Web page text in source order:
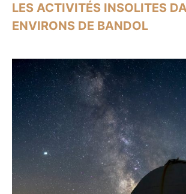
LES ACTIVITÉS INSOLITES
ENVIRONS DE BANDOL